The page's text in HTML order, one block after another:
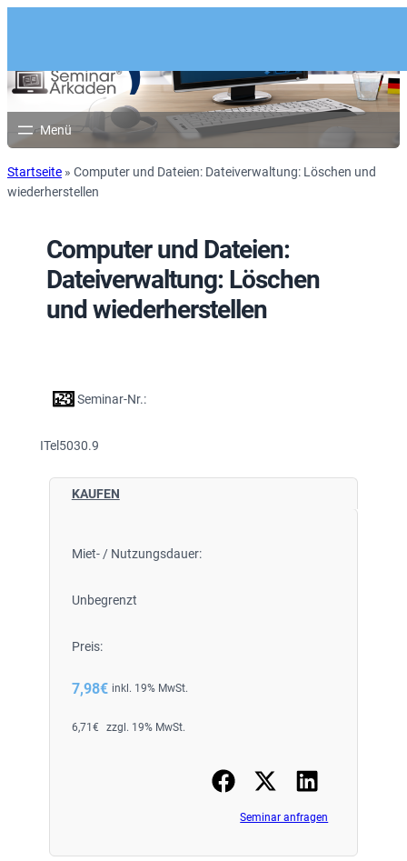
Startseite » Computer und Dateien: Dateiverwaltung: Löschen und
wiederherstellen
Computer und Dateien:
Dateiverwaltung: Löschen
und wiederherstellen
Seminar-Nr.:
ITel5030.9
KAUFEN
Miet- / Nutzungsdauer:
Unbegrenzt
Preis:
7,98€ inkl. 19% MwSt.
6,71 € zzgl. 19% MwSt.
Seminar anfragen